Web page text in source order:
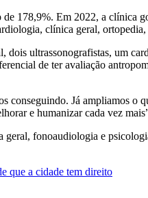
178,9%. Em 2022, a clínica
clínica geral,
ultrassonografistas, um
de ter avaliação
conseguindo. Já ampliamos
e humanizar cada vez
fonoaudiologia e
que a cidade tem direito